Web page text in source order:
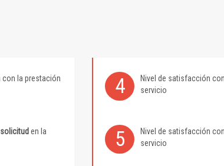
con la prestación
4 Nivel de satisfacción
servicio
en la
5 Nivel de satisfacción
servicio